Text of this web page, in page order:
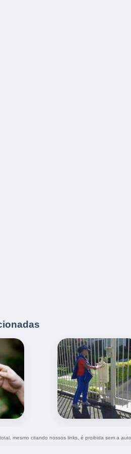
mesmo citando nossos links, é proibida sem a